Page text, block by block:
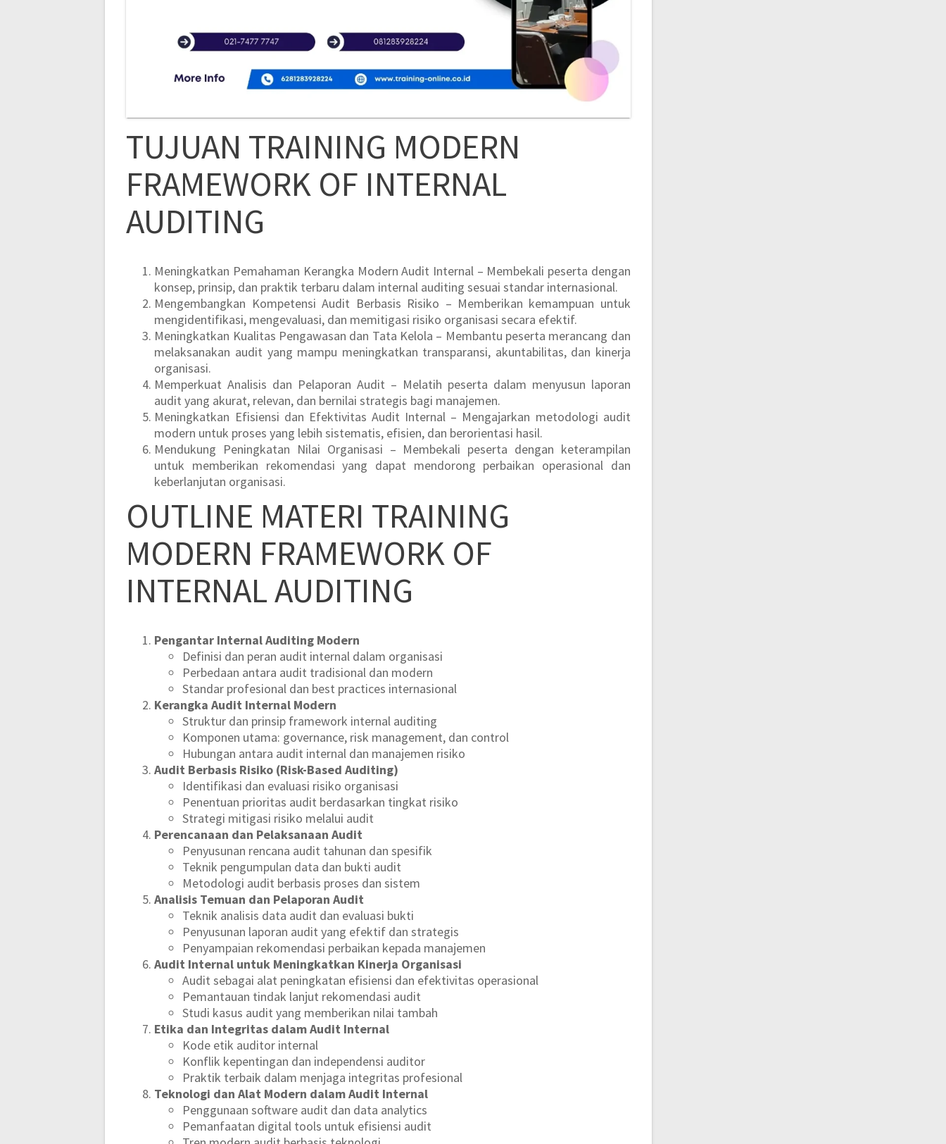
TUJUAN TRAINING MODERN
FRAMEWORK OF INTERNAL
AUDITING
Meningkatkan Pemahaman Kerangka Modern Audit Internal – Membekali peserta dengan
konsep, prinsip, dan praktik terbaru dalam internal auditing sesuai standar internasional.
Mengembangkan Kompetensi Audit Berbasis Risiko – Memberikan kemampuan untuk
mengidentifikasi, mengevaluasi, dan memitigasi risiko organisasi secara efektif.
Meningkatkan Kualitas Pengawasan dan Tata Kelola – Membantu peserta merancang dan
melaksanakan audit yang mampu meningkatkan transparansi, akuntabilitas, dan kinerja
organisasi.
Memperkuat Analisis dan Pelaporan Audit – Melatih peserta dalam menyusun laporan
audit yang akurat, relevan, dan bernilai strategis bagi manajemen.
Meningkatkan Efisiensi dan Efektivitas Audit Internal – Mengajarkan metodologi audit
modern untuk proses yang lebih sistematis, efisien, dan berorientasi hasil.
Mendukung Peningkatan Nilai Organisasi – Membekali peserta dengan keterampilan
untuk memberikan rekomendasi yang dapat mendorong perbaikan operasional dan
keberlanjutan organisasi.
OUTLINE MATERI TRAINING
MODERN FRAMEWORK OF
INTERNAL AUDITING
Pengantar Internal Auditing Modern
Definisi dan peran audit internal dalam organisasi
Perbedaan antara audit tradisional dan modern
Standar profesional dan best practices internasional
Kerangka Audit Internal Modern
Struktur dan prinsip framework internal auditing
Komponen utama: governance, risk management, dan control
Hubungan antara audit internal dan manajemen risiko
Audit Berbasis Risiko (Risk-Based Auditing)
Identifikasi dan evaluasi risiko organisasi
Penentuan prioritas audit berdasarkan tingkat risiko
Strategi mitigasi risiko melalui audit
Perencanaan dan Pelaksanaan Audit
Penyusunan rencana audit tahunan dan spesifik
Teknik pengumpulan data dan bukti audit
Metodologi audit berbasis proses dan sistem
Analisis Temuan dan Pelaporan Audit
Teknik analisis data audit dan evaluasi bukti
Penyusunan laporan audit yang efektif dan strategis
Penyampaian rekomendasi perbaikan kepada manajemen
Audit Internal untuk Meningkatkan Kinerja Organisasi
Audit sebagai alat peningkatan efisiensi dan efektivitas operasional
Pemantauan tindak lanjut rekomendasi audit
Studi kasus audit yang memberikan nilai tambah
Etika dan Integritas dalam Audit Internal
Kode etik auditor internal
Konflik kepentingan dan independensi auditor
Praktik terbaik dalam menjaga integritas profesional
Teknologi dan Alat Modern dalam Audit Internal
Penggunaan software audit dan data analytics
Pemanfaatan digital tools untuk efisiensi audit